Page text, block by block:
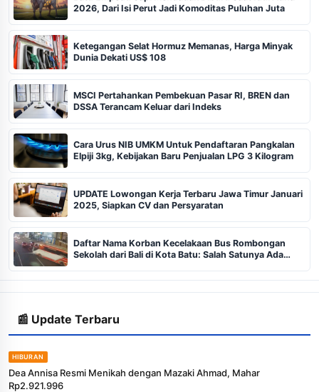
2026, Dari Isi Perut Jadi Komoditas Puluhan Juta
Ketegangan Selat Hormuz Memanas, Harga Minyak
Dunia Dekati US$ 108
MSCI Pertahankan Pembekuan Pasar RI, BREN dan
DSSA Terancam Keluar dari Indeks
Cara Urus NIB UMKM Untuk Pendaftaran Pangkalan
Elpiji 3kg, Kebijakan Baru Penjualan LPG 3 Kilogram
UPDATE Lowongan Kerja Terbaru Jawa Timur Januari
2025, Siapkan CV dan Persyaratan
Daftar Nama Korban Kecelakaan Bus Rombongan
Sekolah dari Bali di Kota Batu: Salah Satunya Ada
📰 Update Terbaru
HIBURAN
Dea Annisa Resmi Menikah dengan Mazaki Ahmad, Mahar
Rp2.921.996